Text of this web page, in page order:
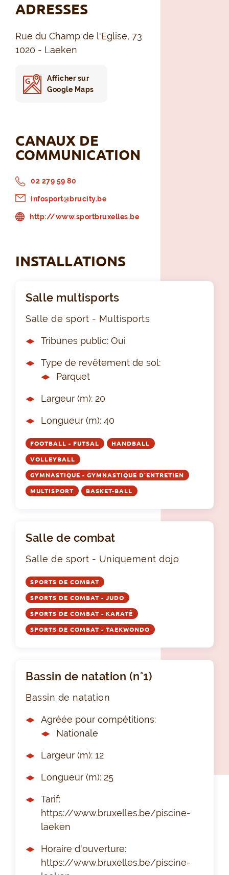
ADRESSES
Rue du Champ de l'Eglise, 73
1020 - Laeken
Afficher sur
Google Maps
CANAUX DE
COMMUNICATION
02 279 59 80
infosport@brucity.be
http://www.sportbruxelles.be
INSTALLATIONS
Salle multisports
Salle de sport - Multisports
Tribunes public: Oui
Type de revêtement de sol:
Parquet
Largeur (m): 20
Longueur (m): 40
FOOTBALL - FUTSAL HANDBALL
VOLLEYBALL
GYMNASTIQUE - GYMNASTIQUE D’ENTRETIEN
MULTISPORT BASKET-BALL
Salle de combat
Salle de sport - Uniquement dojo
SPORTS DE COMBAT
SPORTS DE COMBAT - JUDO
SPORTS DE COMBAT - KARATÉ
SPORTS DE COMBAT - TAEKWONDO
Bassin de natation (n°1)
Bassin de natation
Agréée pour compétitions:
Nationale
Largeur (m): 12
Longueur (m): 25
Tarif:
https://www.bruxelles.be/piscine-
laeken
Horaire d'ouverture:
https://www.bruxelles.be/piscine-